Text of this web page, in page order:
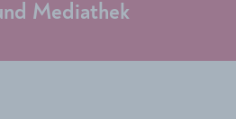
Mediathek